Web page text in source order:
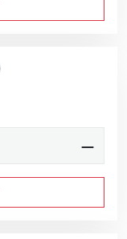
—